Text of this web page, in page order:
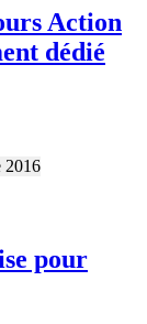
Action
dédié
pour